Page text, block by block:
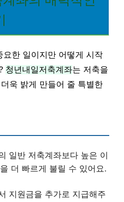
요한 일이지만 어떻게 시작
청년내일저축계좌는 저축을
욱 밝게 만들어 줄 특별한
일반 저축계좌보다 높은 이
더 빠르게 불릴 수 있어요.
지원금을 추가로 지급해주